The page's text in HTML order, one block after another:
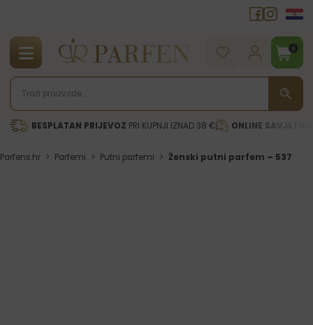
0
BESPLATAN PRIJEVOZ PRI KUPNJI IZNAD 38 € ONLINE
Parfens.hr > Parfemi > Putni parfemi > Ženski putni parfem – 537